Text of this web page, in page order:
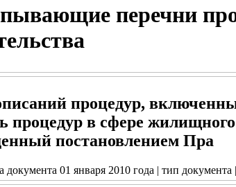
перечни
процедур,
процедур в сфере жилищного
постановлением Пра
документа 01 января 2010 года | тип